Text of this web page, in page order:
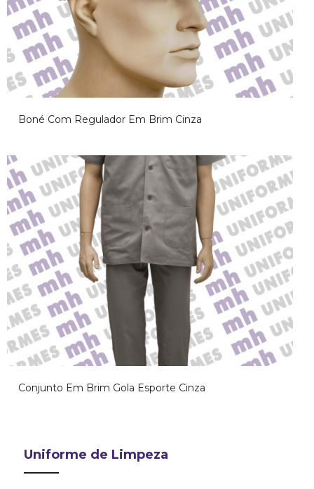
Aviso!
página, volte mais tarde
Boné Com Regulador Em Brim Cinza
Conjunto Em Brim Gola Esporte Cinza
Uniforme de Limpeza